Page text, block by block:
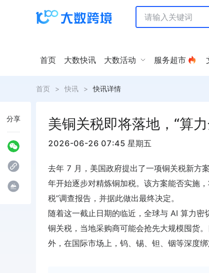
首页 大数快讯 大数活动 服务超市
首页 > 快讯 > 快讯详情
分享 美铜关税即将落地，“算
2026-06-26 07:45 星期五
去年 7 月，美国政府提出了一项铜关税新方
年开始逐步对精炼铜加税。该方案能否实施
税”调查报告，并据此做出最终决定。
随着这一截止日期的临近，全球与 AI 算力
铜关税，当地采购商可能会抢先大规模囤货
外，在国际市场上，钨、锡、钽、铟等深度